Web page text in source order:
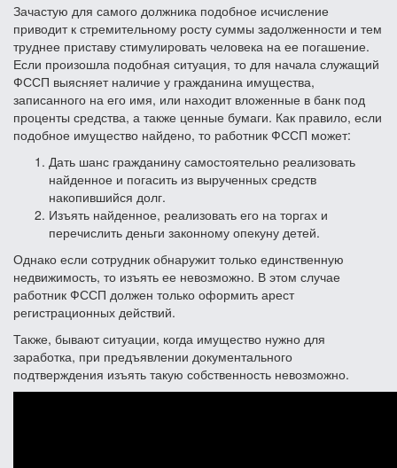
Зачастую для самого должника подобное исчисление
приводит к стремительному росту суммы задолженности и тем
труднее приставу стимулировать человека на ее погашение.
Если произошла подобная ситуация, то для начала служащий
ФССП выясняет наличие у гражданина имущества,
записанного на его имя, или находит вложенные в банк под
проценты средства, а также ценные бумаги. Как правило, если
подобное имущество найдено, то работник ФССП может:
Дать шанс гражданину самостоятельно реализовать
найденное и погасить из вырученных средств
накопившийся долг.
Изъять найденное, реализовать его на торгах и
перечислить деньги законному опекуну детей.
Однако если сотрудник обнаружит только единственную
недвижимость, то изъять ее невозможно. В этом случае
работник ФССП должен только оформить арест
регистрационных действий.
Также, бывают ситуации, когда имущество нужно для
заработка, при предъявлении документального
подтверждения изъять такую собственность невозможно.